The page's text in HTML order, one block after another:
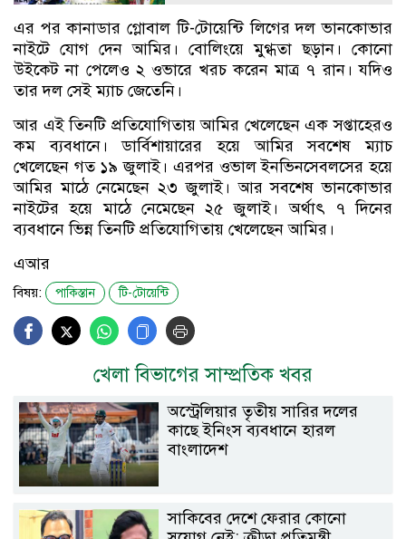
এর পর কানাডার গ্লোবাল টি-টোয়েন্টি লিগের দল ভানকোভার
নাইটে যোগ দেন আমির। বোলিংয়ে মুগ্ধতা ছড়ান। কোনো
উইকেট না পেলেও ২ ওভারে খরচ করেন মাত্র ৭ রান। যদিও
তার দল সেই ম্যাচ জেতেনি।
আর এই তিনটি প্রতিযোগিতায় আমির খেলেছেন এক সপ্তাহেরও
কম ব্যবধানে। ডার্বিশায়ারের হয়ে আমির সবশেষ ম্যাচ
খেলেছেন গত ১৯ জুলাই। এরপর ওভাল ইনভিনসেবলসের হয়ে
আমির মাঠে নেমেছেন ২৩ জুলাই। আর সবশেষ ভানকোভার
নাইটের হয়ে মাঠে নেমেছেন ২৫ জুলাই। অর্থাৎ ৭ দিনের
ব্যবধানে ভিন্ন তিনটি প্রতিযোগিতায় খেলেছেন আমির।
এআর
বিষয়: পাকিস্তান টি-টোয়েন্টি
খেলা বিভাগের সাম্প্রতিক খবর
অস্ট্রেলিয়ার তৃতীয় সারির দলের
কাছে ইনিংস ব্যবধানে হারল
বাংলাদেশ
সাকিবের দেশে ফেরার কোনো